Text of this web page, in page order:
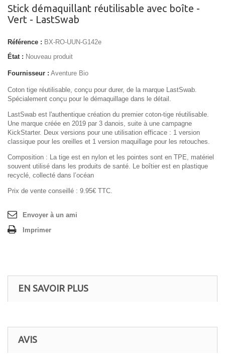
Stick démaquillant réutilisable avec boîte -
Vert - LastSwab
Référence : BX-RO-UUN-G142e
État : Nouveau produit
Fournisseur : Aventure Bio
Coton tige réutilisable, conçu pour durer, de la marque LastSwab.
Spécialement conçu pour le démaquillage dans le détail.
LastSwab est l'authentique création du premier coton-tige réutilisable.
Une marque créée en 2019 par 3 danois, suite à une campagne
KickStarter. Deux versions pour une utilisation efficace : 1 version
classique pour les oreilles et 1 version maquillage pour les retouches.
Composition : La tige est en nylon et les pointes sont en TPE, matériel
souvent utilisé dans les produits de santé. Le boîtier est en plastique
recyclé, collecté dans l’océan
Prix de vente conseillé : 9.95€ TTC.
Envoyer à un ami
Imprimer
EN SAVOIR PLUS
AVIS